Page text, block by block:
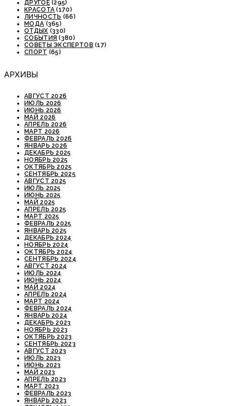
ДРУГОЕ(295)
КРАСОТА (170)
ЛИЧНОСТЬ (66)
МОДА (365)
ОТДЫХ (330)
СОБЫТИЯ (380)
СОВЕТЫ ЭКСПЕРТОВ (17)
СПОРТ (65)
АРХИВЫ
АВГУСТ 2026
ИЮЛЬ 2026
ИЮНЬ 2026
МАЙ 2026
АПРЕЛЬ 2026
МАРТ 2026
ФЕВРАЛЬ 2026
ЯНВАРЬ 2026
ДЕКАБРЬ 2025
НОЯБРЬ 2025
ОКТЯБРЬ 2025
СЕНТЯБРЬ 2025
АВГУСТ 2025
ИЮЛЬ 2025
ИЮНЬ 2025
МАЙ 2025
АПРЕЛЬ 2025
МАРТ 2025
ФЕВРАЛЬ 2025
ЯНВАРЬ 2025
ДЕКАБРЬ 2024
НОЯБРЬ 2024
ОКТЯБРЬ 2024
СЕНТЯБРЬ 2024
АВГУСТ 2024
ИЮЛЬ 2024
ИЮНЬ 2024
МАЙ 2024
АПРЕЛЬ 2024
МАРТ 2024
ФЕВРАЛЬ 2024
ЯНВАРЬ 2024
ДЕКАБРЬ 2023
НОЯБРЬ 2023
ОКТЯБРЬ 2023
СЕНТЯБРЬ 2023
АВГУСТ 2023
ИЮЛЬ 2023
ИЮНЬ 2023
МАЙ 2023
АПРЕЛЬ 2023
МАРТ 2023
ФЕВРАЛЬ 2023
ЯНВАРЬ 2023